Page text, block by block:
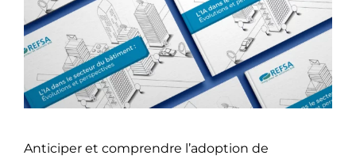
Anticiper et comprendre l’adoption de